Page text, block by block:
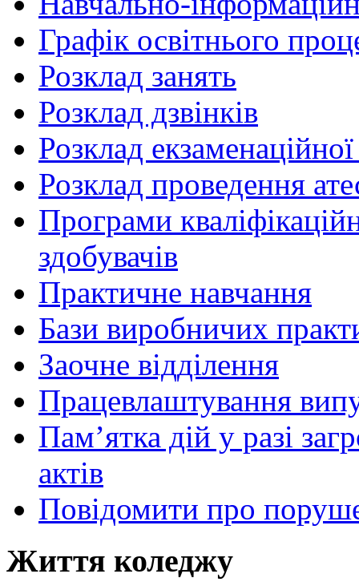
Графік освітнього
Розклад занять
Розклад дзвінків
Розклад екзаменаційної
Розклад проведення
Програми
здобувачів
Практичне навчання
Бази виробничих
Заочне відділення
Працевлаштування
Пам’ятка дій у разі
актів
Повідомити про
Життя коледжу